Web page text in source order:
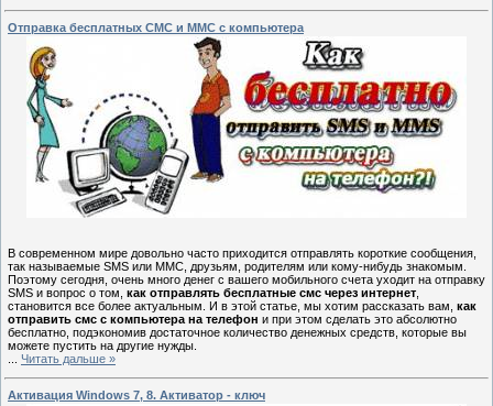
Отправка бесплатных СМС и ММС с компьютера
В современном мире довольно часто приходится отправлять короткие сообщения,
так называемые SMS или ММС, друзьям, родителям или кому-нибудь знакомым.
Поэтому сегодня, очень много денег с вашего мобильного счета уходит на отправку
SMS и вопрос о том, как отправлять бесплатные смс через интернет
становится все более актуальным. И в этой статье, мы хотим рассказать вам, как
отправить смс с компьютера на телефон и при этом сделать это абсолютно
бесплатно, подэкономив достаточное количество денежных средств, которые вы
можете пустить на другие нужды.
Читать дальше »
Активация Windows 7, 8. Активатор - ключ